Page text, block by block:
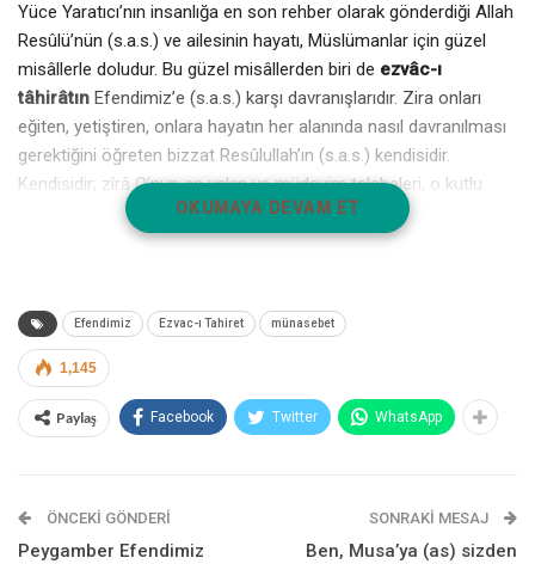
Yüce Yaratıcı’nın insanlığa en son rehber olarak gönderdiği Allah
Resûlü’nün (s.a.s.) ve ailesinin hayatı, Müslümanlar için güzel
misâllerle doludur. Bu güzel misâllerden biri de ezvâc-ı
tâhirâtın Efendimiz’e (s.a.s.) karşı davranışlarıdır. Zira onları
eğiten, yetiştiren, onlara hayatın her alanında nasıl davranılması
gerektiğini öğreten bizzat Resûlullah’ın (s.a.s.) kendisidir.
Kendisidir; zîrâ O’nun en yakın ve müdavim talebeleri, o kutlu
hanenin sakinleri olanezvâc-ı tâhirâttır . Bu makalede, Kur’ân-ı
Kerîm’in, annelerimiz olarak takdim ettiği Resûlullah’ın (s.a.s.)
mü’min kadınlar için, ideal bir eş olmanın mükemmel örnekleri
sergilenmiş olacaktır.
1.Peygamber Efendimizin
Yakınlarına Her Türlü İyiliği
OKUMAYA DEVAM ET
Efendimiz Ezvac-ı Tahiret münasebet
1,145
Paylaş Facebook Twitter WhatsApp
ÖNCEKI GÖNDERI
Peygamber Efendimiz
SONRAKI MESAJ
Ben, Musa’ya (as) sizden